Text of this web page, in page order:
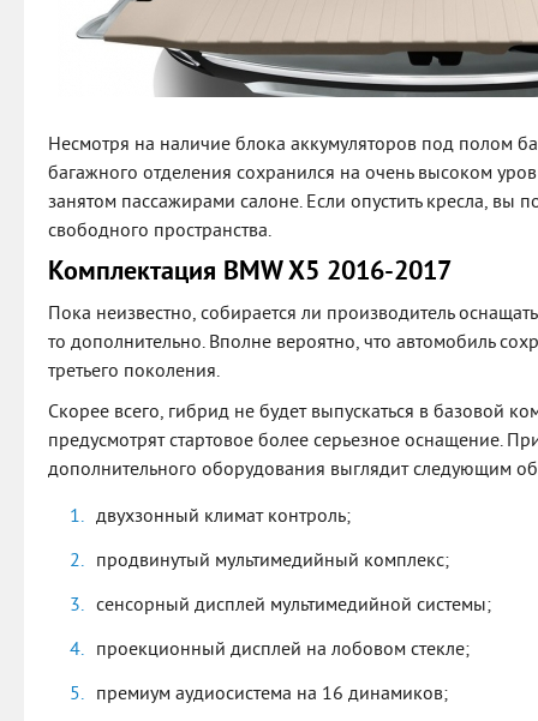
Несмотря на наличие блока аккумуляторов под полом
багажного отделения сохранился на очень высоком
занятом пассажирами салоне. Если опустить кресла, вы
свободного пространства.
Комплектация BMW X5 2016-2017
Пока неизвестно, собирается ли производитель
то дополнительно. Вполне вероятно, что автомобиль
третьего поколения.
Скорее всего, гибрид не будет выпускаться в базовой
предусмотрят стартовое более серьезное оснащение.
дополнительного оборудования выглядит следующим
двухзонный климат контроль;
продвинутый мультимедийный комплекс;
сенсорный дисплей мультимедийной системы;
проекционный дисплей на лобовом стекле;
премиум аудиосистема на 16 динамиков;